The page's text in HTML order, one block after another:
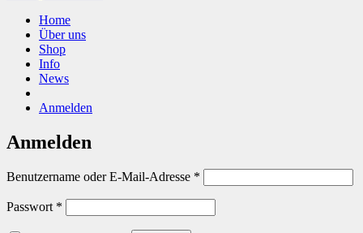
Home
Über uns
Shop
Info
News
Anmelden
Anmelden
Benutzername oder E-Mail-Adresse *
Passwort *